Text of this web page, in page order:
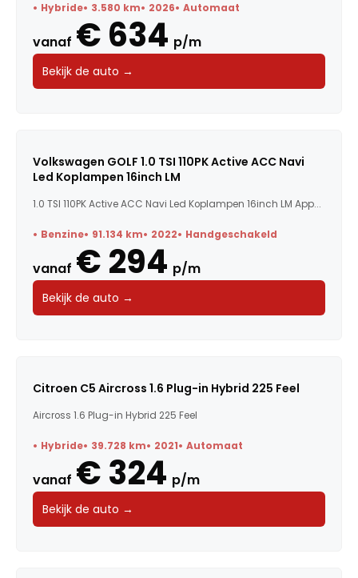
Hybride 3.580 km 2026 Automaat
vanaf € 634 p/m
Bekijk de auto →
Volkswagen GOLF 1.0 TSI 110PK Active ACC Navi
Led Koplampen 16inch LM
1.0 TSI 110PK Active ACC Navi Led Koplampen 16inch LM App...
Benzine 91.134 km 2022 Handgeschakeld
vanaf € 294 p/m
Bekijk de auto →
Citroen C5 Aircross 1.6 Plug-in Hybrid 225 Feel
Aircross 1.6 Plug-in Hybrid 225 Feel
Hybride 39.728 km 2021 Automaat
vanaf € 324 p/m
Bekijk de auto →